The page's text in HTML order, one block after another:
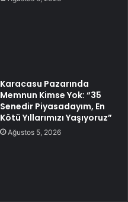
Karacasu Pazarında
Memnun Kimse Yok: “35
Senedir Piyasadayım, En
Kötü Yıllarımızı Yaşıyoruz”
Ağustos 5, 2026